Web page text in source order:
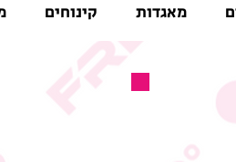
מאגדות קינוחים